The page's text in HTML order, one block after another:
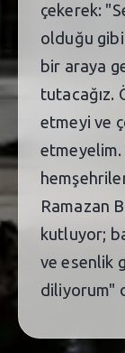
çekerek:
olduğu gibi
bir araya
tutacağız.
etmeyi ve
etmeyelim.
Ramazan
kutluyor;
ve esenlik
diliyorum"